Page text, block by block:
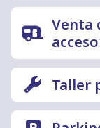
Venta
Taller